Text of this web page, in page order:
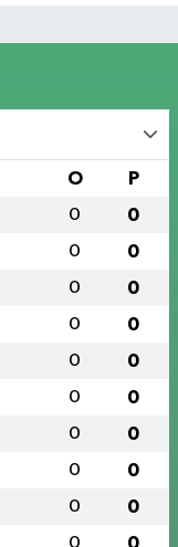
O P
0 0
0 0
0 0
0 0
0 0
0 0
0 0
0 0
0 0
0 0